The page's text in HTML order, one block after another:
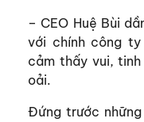
– CEO Huệ Bùi
với chính công
cảm thấy vui,
oải.
Đứng trước những